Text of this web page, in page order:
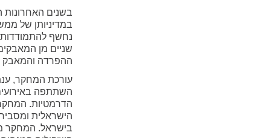
בשנים
במדיניותן של
נחשף להתמודדות
שניים מן
ההפרדה והמאבק
עורכת המחקר,
השתתפה
הדרמטיות.
הישראלית
בישראל. המחקר